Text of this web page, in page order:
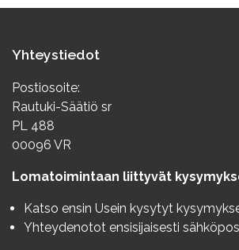
Yhteystiedot
Postiosoite:
Rautuki-Säätiö sr
PL 488
00096 VR
Lomatoimintaan liittyvät
Katso ensin Usein kysytyt
Yhteydenotot ensisijaisesti